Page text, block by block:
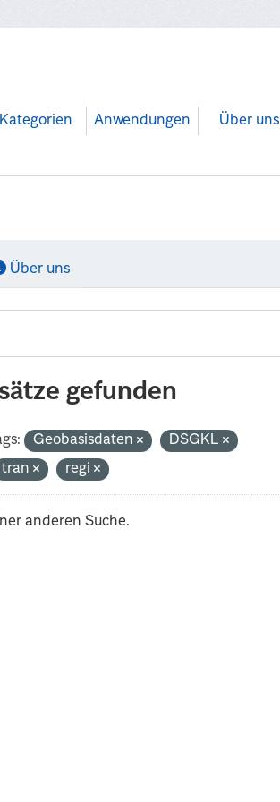
Kategorien Anwendungen Über uns
Über uns
gefunden
Geobasisdaten
DSGKL
tran regi
anderen Suche.